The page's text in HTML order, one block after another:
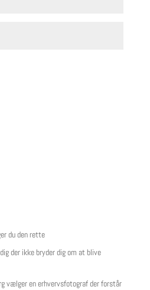
du den rette
der ikke bryder dig om at blive
vælger en erhvervsfotograf der forstår